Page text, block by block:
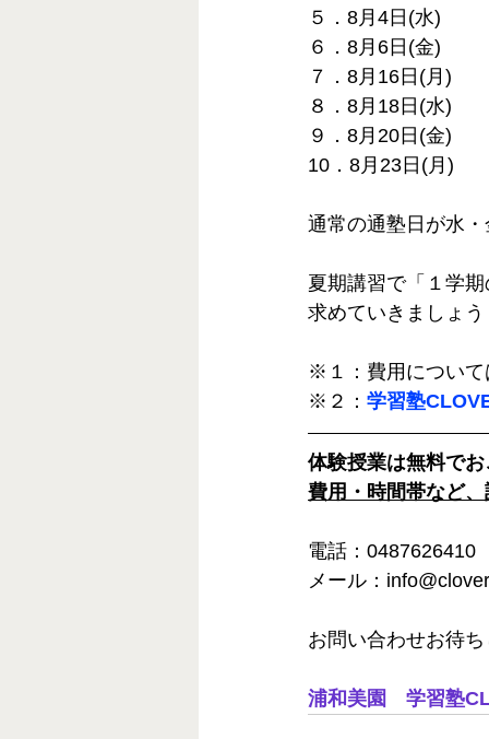
５．8月4日(水)
６．8月6日(金)
７．8月16日(月)
８．8月18日(水)
９．8月20日(金)
10．8月23日(月)
通常の通塾日が水
夏期講習で「１学
求めていきましょう
※１：費用について
※２： 学習塾
体験授業は無料で
費用・時間帯など
電話：0487626410
メール：
お問い合わせお待
浦和美園　学習塾